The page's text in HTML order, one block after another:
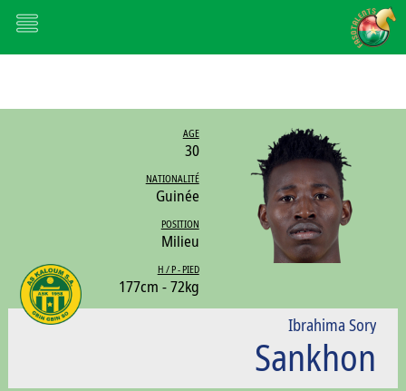
AGE
30
NATIONALITÉ
Guinée
POSITION
Milieu
H / P - PIED
177cm - 72kg
Ibrahima Sory
Sankhon